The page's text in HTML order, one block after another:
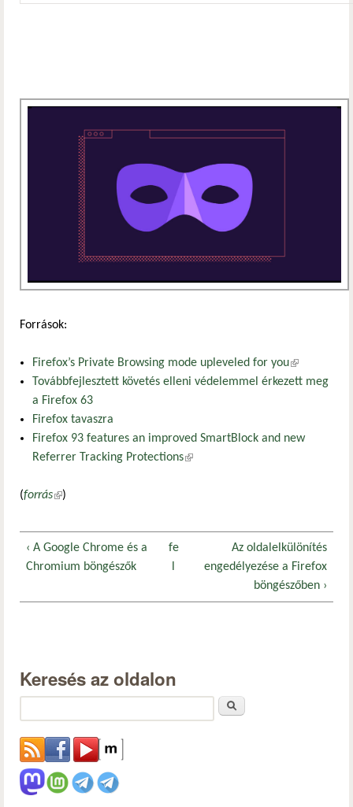
Források:
Firefox’s Private Browsing mode upleveled for you(külső
hivatkozás)
Továbbfejlesztett követés elleni védelemmel érkezett meg
a Firefox 63
Firefox tavaszra
Firefox 93 features an improved SmartBlock and new
Referrer Tracking Protections(külső hivatkozás)
(forrás(külső hivatkozás)
)
‹ A Google Chrome és a
Chromium böngészők
fe
Az oldalelkülönítés
engedélyezése a Firefox
böngészőben ›
Keresés az oldalon